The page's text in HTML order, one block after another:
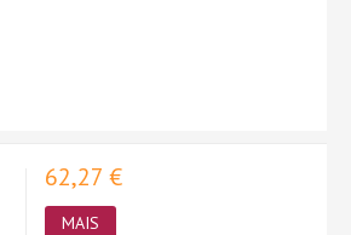
62,27 €
MAIS